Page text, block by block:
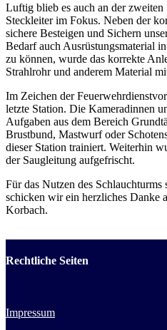
Luftig blieb es auch an der
Steckleiter im Fokus. Neben der
sichere Besteigen und Sichern
Bedarf auch Ausrüstungsmaterial
zu können, wurde das korrekte
Strahlrohr und anderem Material
Im Zeichen der
letzte Station. Die Kameradinnen
Aufgaben aus dem Bereich
Brustbund, Mastwurf oder
dieser Station trainiert. Weiterhin
der Saugleitung aufgefrischt.
Für das Nutzen des
schicken wir ein herzliches Danke
Korbach.
Rechtliche Seiten
Impressum